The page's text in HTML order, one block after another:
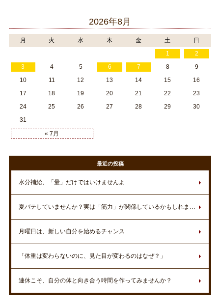
2026年8月
月 火 水 木 金 土 日
« 7月
1
2
3
4 5 6 7 8
9
10
11 12 13 14 15
16
17
18 19 20 21 22
23
24
25 26 27 28 29
30
31
最近の投稿
水分補給、「量」だけではいけませんよ
夏バテしていませんか？実は「筋力」が関係しているかもしれません
月曜日は、新しい自分を始めるチャンス
「体重は変わらないのに、見た目が変わるのはなぜ？」
連休こそ、自分の体と向き合う時間を作ってみませんか？